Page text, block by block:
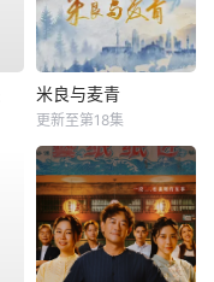
米良与麦青
更新至第18集